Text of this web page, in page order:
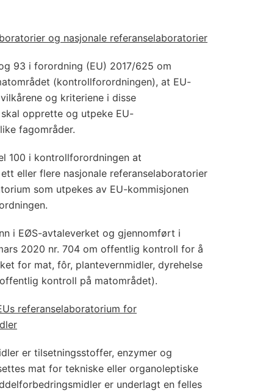
og nasjonale referanselaboratorier
93 i forordning (EU) 2017/625 om
(kontrollforordningen), at EU-
og kriteriene i disse
opprette og utpeke EU-
fagområder.
100 i kontrollforordningen at
eller flere nasjonale referanselaboratorier
som utpekes av EU-kommisjonen
i EØS-avtaleverket og gjennomført i
2020 nr. 704 om offentlig kontroll for å
for mat, fôr, plantevernmidler, dyrehelse
kontroll på matområdet).
referanselaboratorium for
er tilsetningsstoffer, enzymer og
mat for tekniske eller organoleptiske
er underlagt en felles